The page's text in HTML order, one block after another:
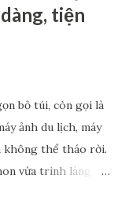
tiện
bỏ túi, còn gọi là
ảnh du lịch, máy
không thể tháo rời.
vừa trình làng